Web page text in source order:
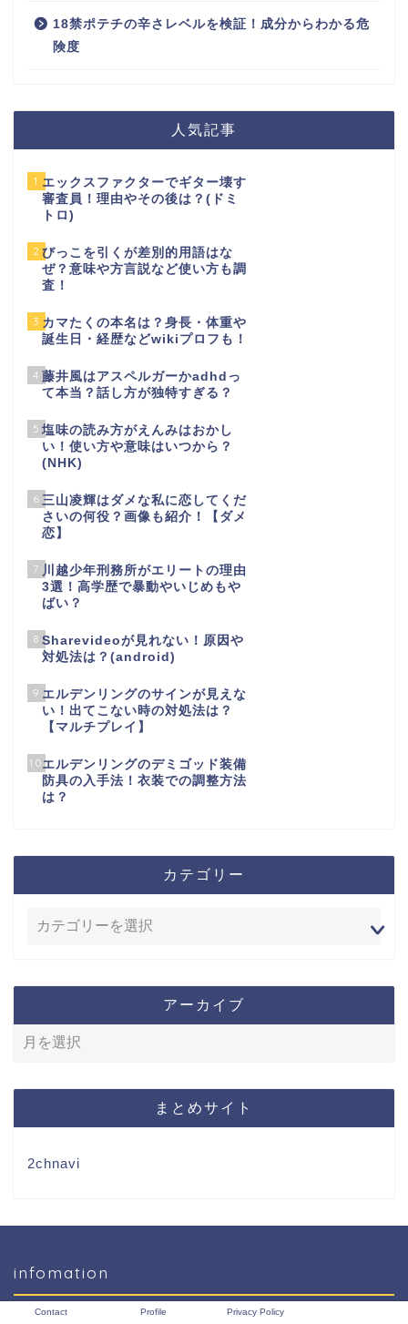
18禁ポテチの辛さレベルを検証！成分からわかる危
険度
人気記事
1 エックスファクターでギター壊す
審査員！理由やその後は？(ドミ
トロ)
2 びっこを引くが差別的用語はな
ぜ？意味や方言説など使い方も調
査！
3 カマたくの本名は？身長・体重や
誕生日・経歴などwikiプロフも！
4 藤井風はアスペルガーかadhdっ
て本当？話し方が独特すぎる？
5 塩味の読み方がえんみはおかし
い！使い方や意味はいつから？
(NHK)
6 三山凌輝はダメな私に恋してくだ
さいの何役？画像も紹介！【ダメ
恋】
7 川越少年刑務所がエリートの理由
3選！高学歴で暴動やいじめもや
ばい？
8 Sharevideoが見れない！原因や
対処法は？(android)
9 エルデンリングのサインが見えな
い！出てこない時の対処法は？
【マルチプレイ】
10エルデンリングのデミゴッド装備
防具の入手法！衣装での調整方法
は？
カテゴリー
アーカイブ
まとめサイト
2chnavi
infomation
Contact Profile Privacy Policy